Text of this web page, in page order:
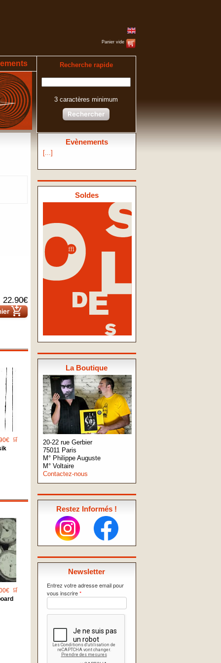
Panier vide
Recherche rapide
3 caractères minimum
Rechercher
Evènements
[...]
Soldes
La Boutique
20-22 rue Gerbier
75011 Paris
M° Philippe Auguste
M° Voltaire
Contactez-nous
Restez Informés !
Newsletter
Entrez votre adresse email pour
vous inscrire*
22.90€
add_shopping_cart
🛒
🛒